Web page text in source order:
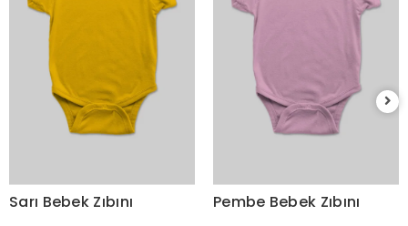
Sarı Bebek Zıbını
Pembe Bebek Zıbını